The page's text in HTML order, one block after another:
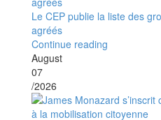
Le CEP publie la liste des
agréés
Continue reading
August
07
/2026